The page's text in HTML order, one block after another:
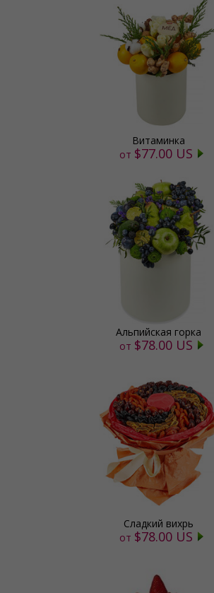
Витаминка
от $77.00 US
Альпийская горка
от $78.00 US
Сладкий вихрь
от $78.00 US